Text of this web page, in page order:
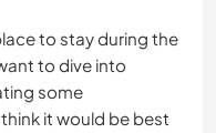
to stay during the
to dive into
some
it would be best